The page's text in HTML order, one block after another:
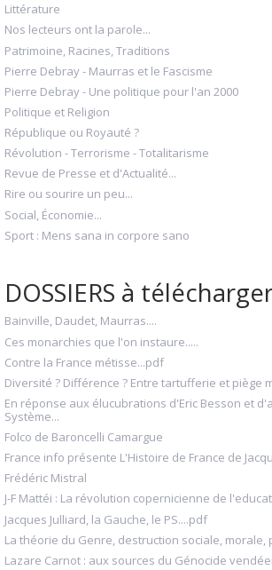
Littérature
Nos lecteurs ont la parole...
Patrimoine, Racines, Traditions
Pierre Debray - Maurras et le Fascisme
Pierre Debray - Une politique pour l'an 2000
Politique et Religion
République ou Royauté ?
Révolution - Terrorisme - Totalitarisme
Revue de Presse et d'Actualité...
Rire ou sourire un peu...
Social, Économie...
Sport : Mens sana in corpore sano
DOSSIERS à
Bainville, Daudet, Maurras....
Ces monarchies que l'on instaure.....
Contre la France métisse...pdf
Diversité ? Différence ? Entre tartufferie et piège
En réponse aux élucubrations d'Eric Besson et
Système...
Folco de Baroncelli Camargue
France info présente L'Histoire de France de
Frédéric Mistral
J-F Mattéi : La révolution copernicienne de
Jacques Julliard, la Gauche, le PS....pdf
La théorie du Genre, destruction sociale, morale,
Lazare Carnot : aux sources du Génocide